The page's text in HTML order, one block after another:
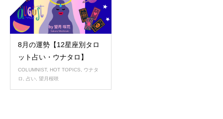
8月の運勢【12星座別タロ
ット占い・ウナタロ】
COLUMNIST, HOT TOPICS, ウナタ
ロ , 占い, 望月桜咲